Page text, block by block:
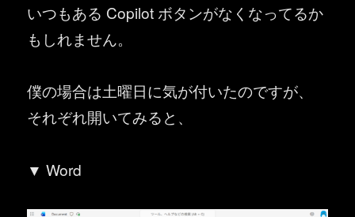
いつもある Copilot ボタンがなくなってるか
もしれません。
僕の場合は土曜日に気が付いたのですが、
それぞれ開いてみると、
▼ Word